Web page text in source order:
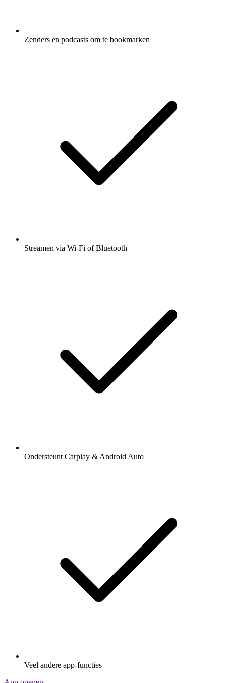
Zenders en podcasts om te bookmarken
Streamen via Wi-Fi of Bluetooth
Ondersteunt Carplay & Android Auto
Veel andere app-functies